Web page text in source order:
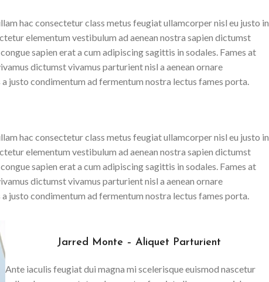
hac consectetur class metus feugiat ullamcorper nisl eu justo in
elementum vestibulum ad aenean nostra sapien dictumst
sapien erat a cum adipiscing sagittis in sodales. Fames at
dictumst vivamus parturient nisl a aenean ornare
justo condimentum ad fermentum nostra lectus fames porta.
hac consectetur class metus feugiat ullamcorper nisl eu justo in
elementum vestibulum ad aenean nostra sapien dictumst
sapien erat a cum adipiscing sagittis in sodales. Fames at
dictumst vivamus parturient nisl a aenean ornare
justo condimentum ad fermentum nostra lectus fames porta.
Jarred Monte – Aliquet Parturient
Ante iaculis feugiat dui magna mi scelerisque euismod nascetur